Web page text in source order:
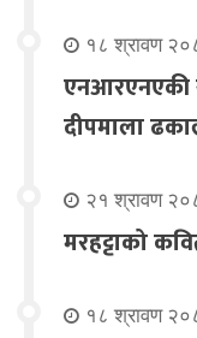
१८ श्रावण
एनआरएनएकी
दीपमाला
२१ श्रावण
मरहट्टाको
१८ श्रावण